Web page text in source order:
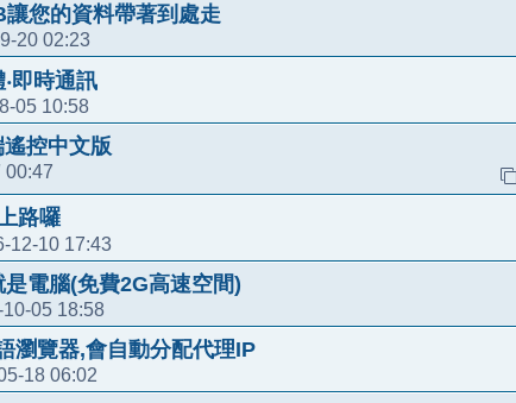
您的資料帶著到處走
20 02:23
即時通訊
05 10:58
控中文版
00:47
路囉
12-10 17:43
電腦(免費2G高速空間)
05 18:58
瀏覽器,會自動分配代理IP
18 06:02